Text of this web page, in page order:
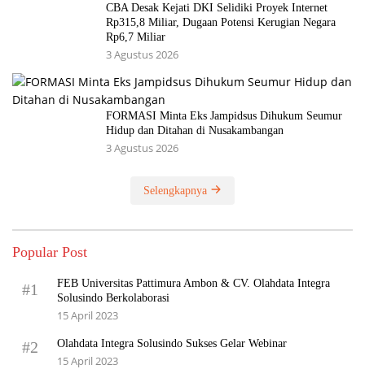
CBA Desak Kejati DKI Selidiki Proyek Internet
Rp315,8 Miliar, Dugaan Potensi Kerugian Negara
Rp6,7 Miliar
3 Agustus 2026
FORMASI Minta Eks Jampidsus Dihukum Seumur
Hidup dan Ditahan di Nusakambangan
3 Agustus 2026
Selengkapnya
Popular Post
#1
FEB Universitas Pattimura Ambon & CV. Olahdata Integra
Solusindo Berkolaborasi
15 April 2023
#2 Olahdata Integra Solusindo Sukses Gelar Webinar
15 April 2023